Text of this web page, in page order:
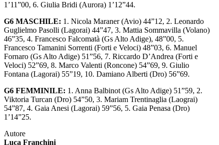
1’11”00, 6. Giulia Bridi (Aurora) 1’12”44.
G6 MASCHILE: 1. Nicola Maraner (Avio) 44”12, 2. Leonardo
Guglielmo Pasolli (Lagorai) 44”47, 3. Mattia Sommavilla (Volano)
46”35, 4. Francesco Falcomatà (Gs Alto Adige), 48”00, 5.
Francesco Tamanini Sorrenti (Forti e Veloci) 48”03, 6. Manuel
Fornaro (Gs Alto Adige) 51”56, 7. Riccardo D’Andrea (Forti e
Veloci) 52”69, 8. Marco Valenti (Roncone) 54”69, 9. Giulio
Fontana (Lagorai) 55”19, 10. Damiano Alberti (Dro) 56”69.
G6 FEMMINILE: 1. Anna Balbinot (Gs Alto Adige) 51”59, 2.
Viktoria Turcan (Dro) 54”50, 3. Mariam Trentinaglia (Laograi)
54”87, 4. Gaia Anesi (Lagorai) 59”56, 5. Gaia Penasa (Dro)
1’14”25.
Autore
Luca Franchini